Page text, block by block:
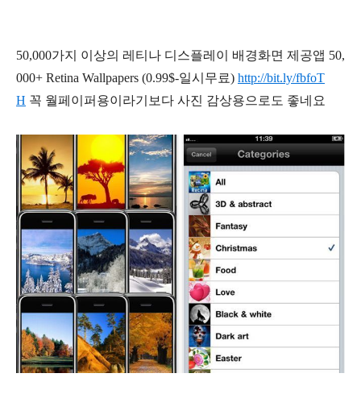
50,000가지 이상의 레티나 디스플레이 배경화면 제공앱 50,
000+ Retina Wallpapers (0.99$-일시무료) http://bit.ly/fbfoT
H 꼭 월페이퍼용이라기보다 사진 감상용으로도 좋네요